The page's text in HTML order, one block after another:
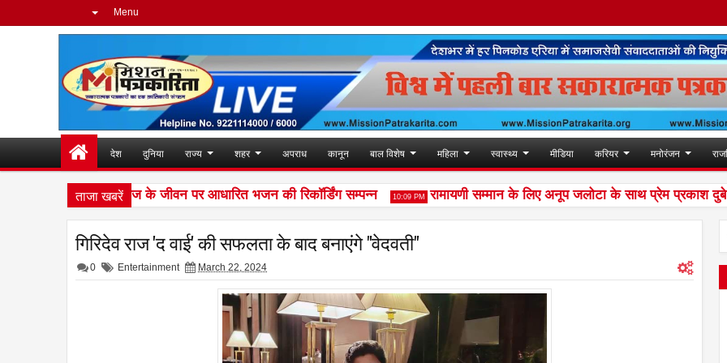
Menu
देश दुनिया राज्य शहर अपराध कानून बाल विशेष महिला स्वास्थ्य मीडिया करियर मनोरंजन
ताजा खबरें
अवधेशानंद जी महाराज के जीवन पर आधारित भजन की रिकॉर्डिंग सम्पन्न 10:09 PM रामायणी सम्मान के लिए अनूप जलोटा के साथ प्रेम प्रकाश दुबे
गिरिदेव राज 'द वाई' की सफलता के बाद बनाएंगे "वेदवती"
0 Entertainment March 22, 2024